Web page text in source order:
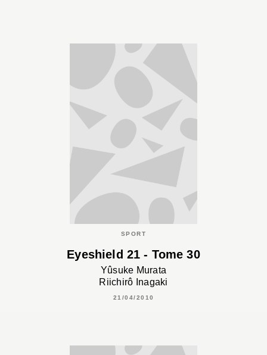
SPORT
Eyeshield 21 - Tome 30
Yûsuke Murata
Riichirô Inagaki
21/04/2010